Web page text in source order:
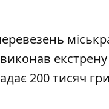
200 тисяч